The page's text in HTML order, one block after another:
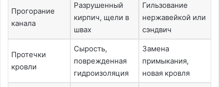
Прогорание
канала
Разрушенный
кирпич, щели в
швах
Гильзование
нержавейкой или
сэндвич
Протечки
кровли
Сырость,
поврежденная
гидроизоляция
Замена
примыкания,
новая кровля